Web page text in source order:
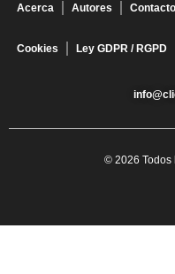
Acerca Autores Contacto
Cookies Ley GDPR / RGPD
© 2026 Todos